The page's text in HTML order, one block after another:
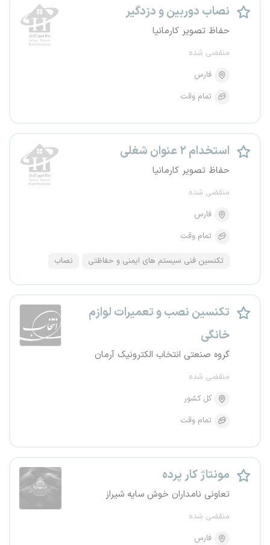
نصاب دوربین و دزدگیر
حفاظ تصویر کارمانیا
منقضی شده
فارس
تمام وقت
استخدام ۲ عنوان شغلی
حفاظ تصویر کارمانیا
منقضی شده
فارس
تمام وقت
تکنسین فنی سیستم های ایمنی و حفاظتی نصاب
تکنسین نصب و تعمیرات لوازم
خانگی
گروه صنعتی انتخاب الکترونیک آرمان
منقضی شده
کل کشور
تمام وقت
مونتاژ کار پرده
تعاونی نامداران خوش سایه شیراز
منقضی شده
فارس